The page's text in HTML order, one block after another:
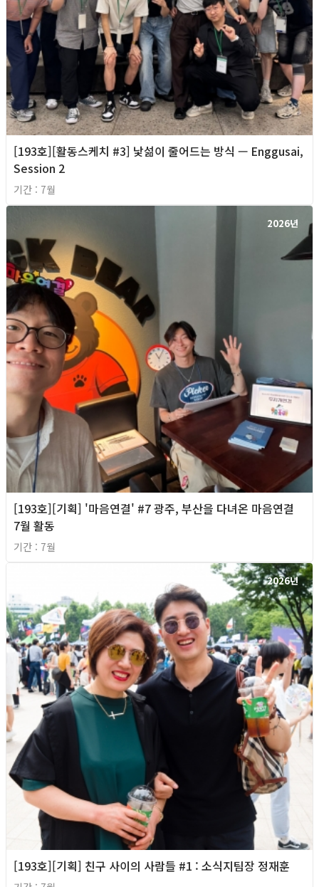
[193호][활동스케치 #3] 낯섦이 줄어드는 방식 — Enggusai,
Session 2
기간 : 7월
2026년
[193호][기획] '마음연결' #7 광주, 부산을 다녀온 마음연결
7월 활동
기간 : 7월
2026년
[193호][기획] 친구 사이의 사람들 #1 : 소식지팀장 정재훈